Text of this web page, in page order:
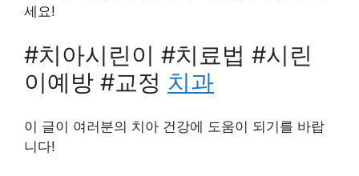
세요!
#치아시린이 #치료법 #시린
이예방 #교정 치과
이 글이 여러분의 치아 건강에 도움이 되기를 바랍
니다!